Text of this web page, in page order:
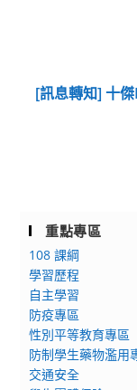
[訊息轉知] 十
重點專區
108 課綱
學習歷程
自主學習
防疫專區
性別平等教育專區
防制學生藥物濫用
交通安全